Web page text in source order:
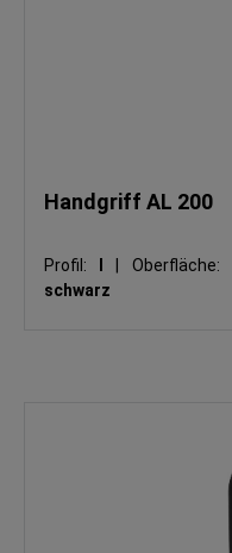
Handgriff AL 200
Profil: Oberfläche:
schwarz